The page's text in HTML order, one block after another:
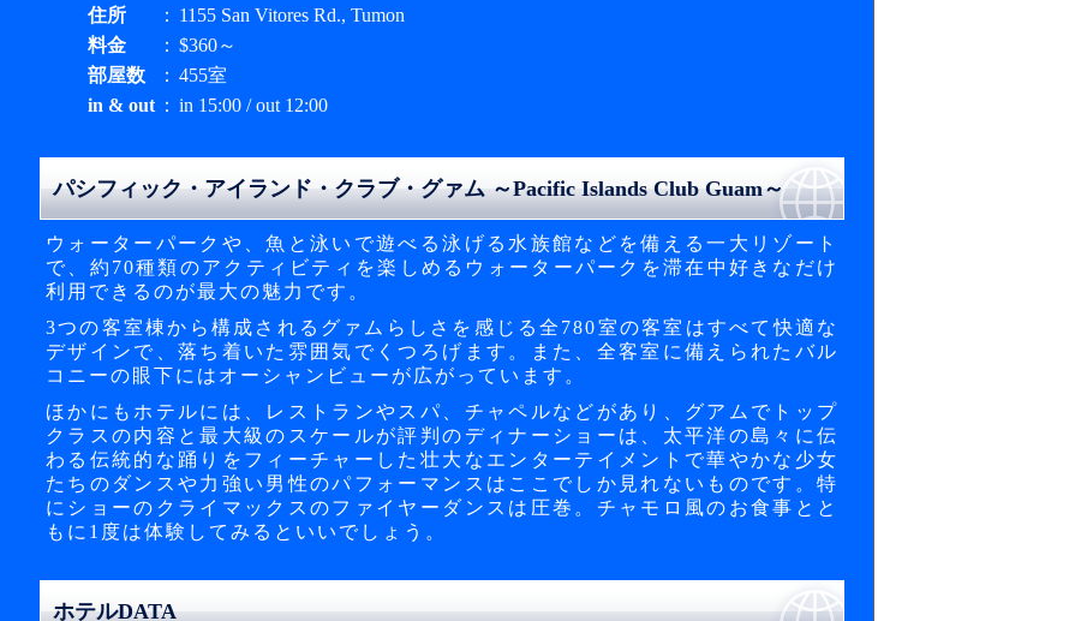
住所 ： 1155 San Vitores Rd., Tumon
料金
： $360～
部屋数
： 455室
in & out ： in 15:00 / out 12:00
パシフィック・アイランド・クラブ・グァム ～Pacific Islands Club Guam～
ウォーターパークや、魚と泳いで遊べる泳げる水族館などを備える一大リゾート
で、約70種類のアクティビティを楽しめるウォーターパークを滞在中好きなだけ
利用できるのが最大の魅力です。
3つの客室棟から構成されるグァムらしさを感じる全780室の客室はすべて快適な
デザインで、落ち着いた雰囲気でくつろげます。また、全客室に備えられたバル
コニーの眼下にはオーシャンビューが広がっています。
ほかにもホテルには、レストランやスパ、チャペルなどがあり、グアムでトップ
クラスの内容と最大級のスケールが評判のディナーショーは、太平洋の島々に伝
わる伝統的な踊りをフィーチャーした壮大なエンターテイメントで華やかな少女
たちのダンスや力強い男性のパフォーマンスはここでしか見れないものです。特
にショーのクライマックスのファイヤーダンスは圧巻。チャモロ風のお食事とと
もに1度は体験してみるといいでしょう。
ホテルDATA